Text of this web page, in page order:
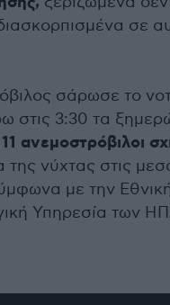
σε
σάρωσε το
στις 3:30 τα
ανεμοστρόβιλοι
της νύχτας στις
με την Εθνική
Υπηρεσία των